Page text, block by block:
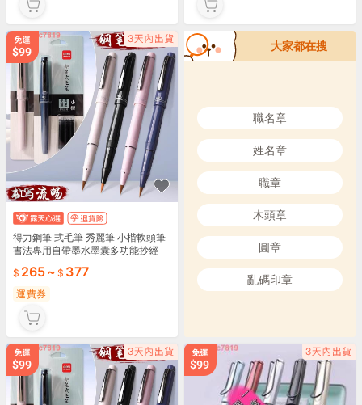
AD
得力鋼筆 式毛筆 秀麗筆 小楷軟頭筆
書法專用自帶墨水墨囊多功能抄經
265~ 377
運費券
大家都在搜
職名章
姓名章
職章
木頭章
圓章
亂碼印章